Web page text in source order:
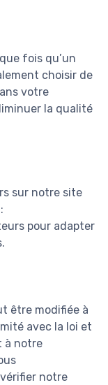
fois qu’un
choisir de
votre
la qualité
sur notre site
pour adapter
être modifiée à
avec la loi et
à notre
notre